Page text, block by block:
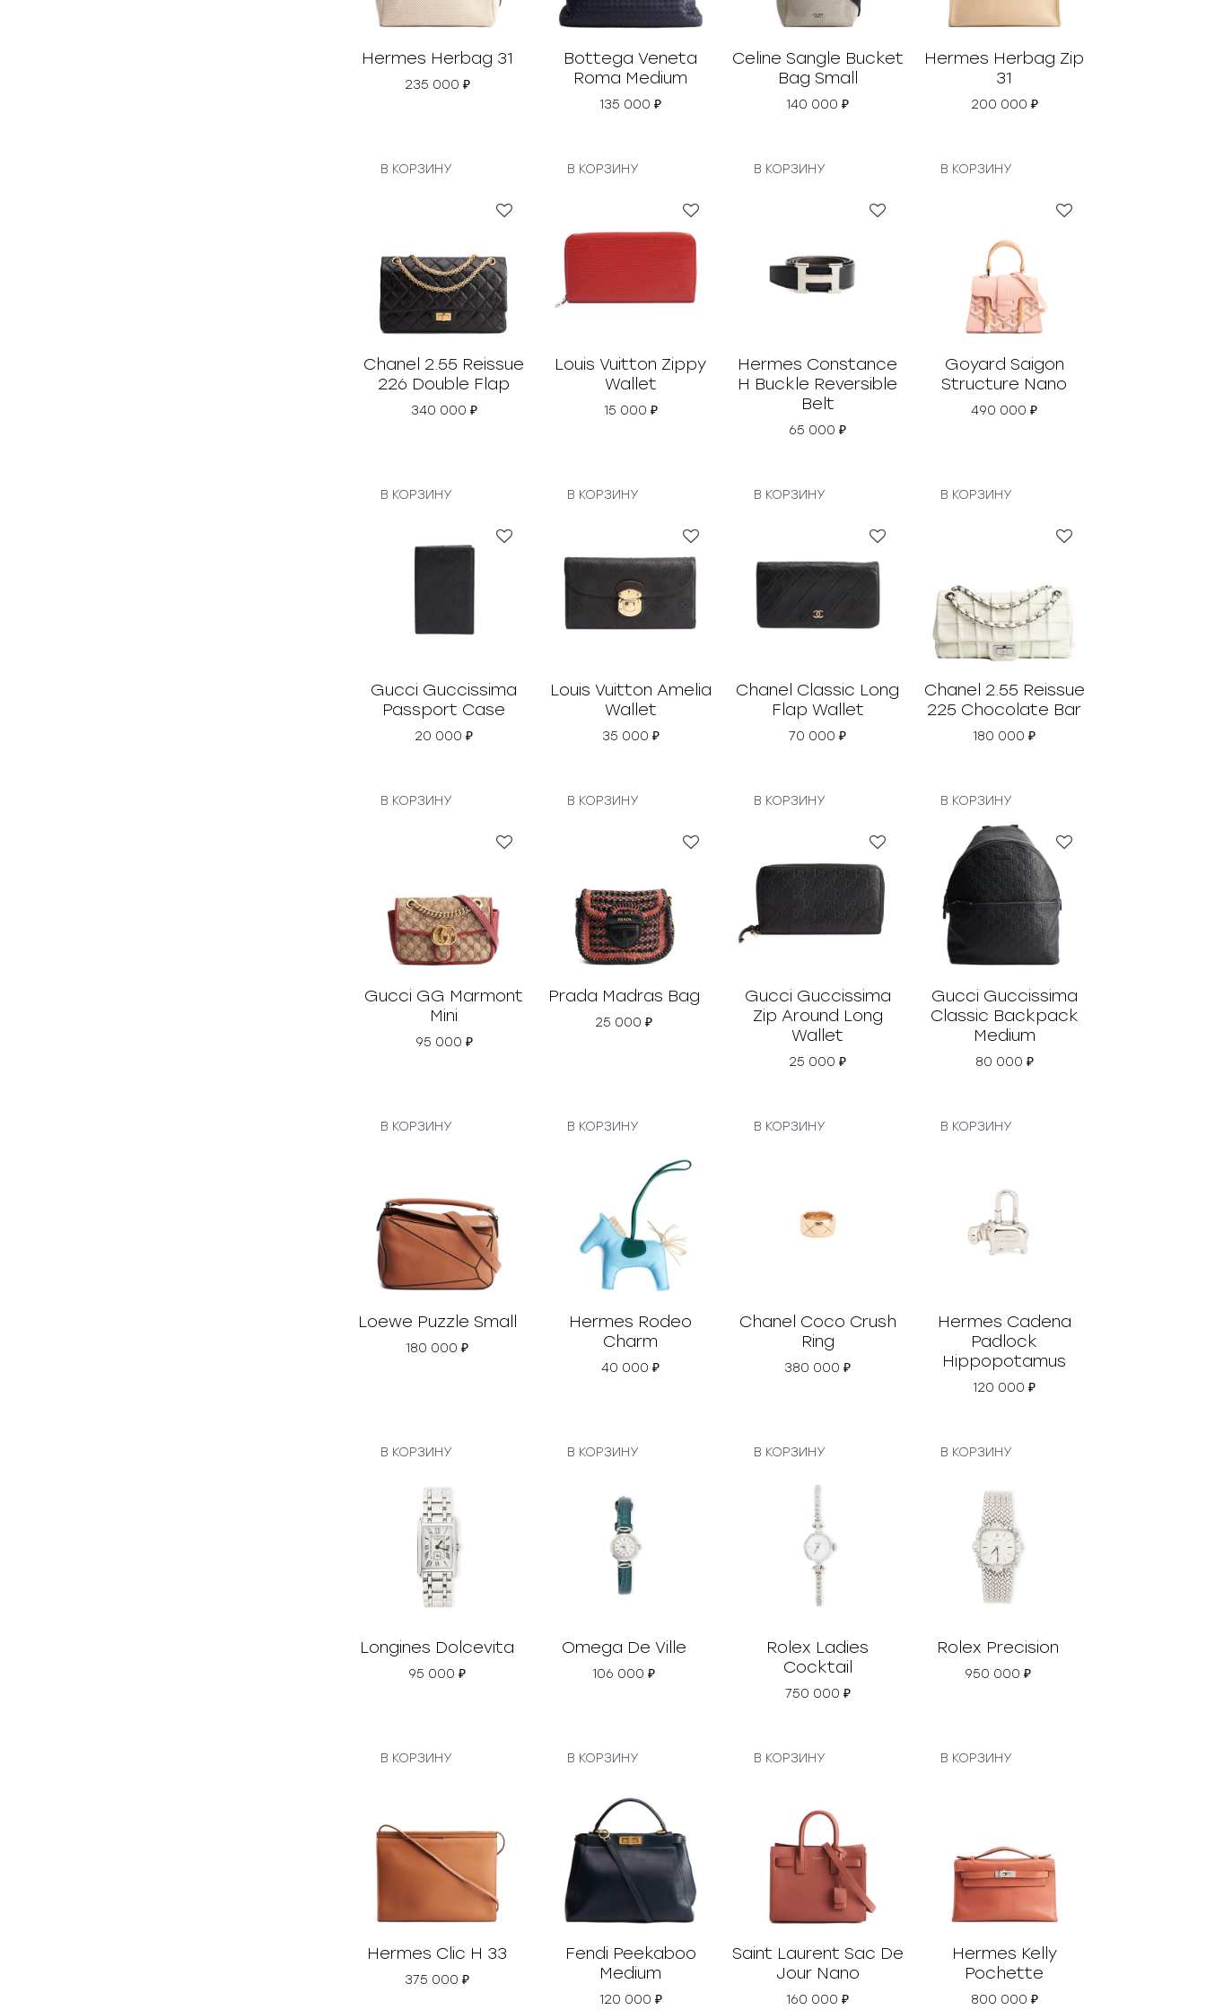
.
Hermes Herbag 31
235 000 ₽
В КОРЗИНУ
Bottega Veneta
Roma Medium
135 000₽
В КОРЗИНУ
Celine Sangle Bucket
Bag Small
140 000₽
В КОРЗИНУ
Hermes Herbag Zip
31
200 000 ₽
В КОРЗИНУ
Chanel 2.55 Reissue
226 Double Flap
340 000 ₽
В КОРЗИНУ
Louis Vuitton Zippy
Wallet
15 000 ₽
В КОРЗИНУ
Hermes Constance
H Buckle Reversible
Belt
65 000₽
В КОРЗИНУ
Goyard Saigon
Structure Nano
490 000₽
В КОРЗИНУ
Gucci Guccissima
Passport Case
20 000₽
В КОРЗИНУ
Louis Vuitton Amelia
Wallet
35 000 ₽
В КОРЗИНУ
Chanel Classic Long
Flap Wallet
70 000₽
В КОРЗИНУ
Chanel 2.55 Reissue
225 Chocolate Bar
180 000₽
В КОРЗИНУ
Gucci GG Marmont
Mini
95 000 ₽
В КОРЗИНУ
Prada Madras Bag
25 000₽
В КОРЗИНУ
Gucci Guccissima
Zip Around Long
Wallet
25 000₽
В КОРЗИНУ
Gucci Guccissima
Classic Backpack
Medium
80 000 ₽
В КОРЗИНУ
Loewe Puzzle Small
180 000₽
В КОРЗИНУ
Hermes Rodeo
Charm
40 000₽
В КОРЗИНУ
Chanel Coco Crush
Ring
380 000₽
В КОРЗИНУ
Hermes Cadena
Padlock
Hippopotamus
120 000₽
В КОРЗИНУ
Longines Dolcevita
95 000₽
В КОРЗИНУ
Omega De Ville
106 000₽
В КОРЗИНУ
Rolex Ladies
Cocktail
750 000 ₽
В КОРЗИНУ
Rolex Precision
950 000 ₽
В КОРЗИНУ
Hermes Clic H 33
375 000₽
Fendi Peekaboo
Medium
120 000 ₽
Saint Laurent Sac De
Jour Nano
160 000₽
Hermes Kelly
Pochette
800 000 ₽